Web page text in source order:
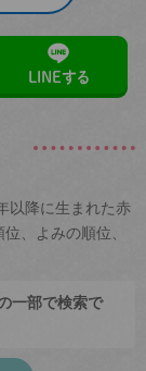
LINEする
以降に生まれた赤
、よみの順位、
一部で検索で